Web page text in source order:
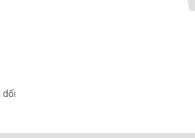
hiền và thật thà ghét nói dối